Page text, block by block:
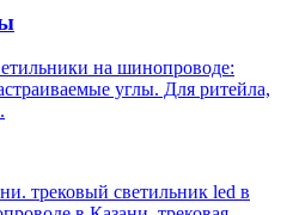
на шинопроводе:
углы. Для ритейла,
трековый светильник led в